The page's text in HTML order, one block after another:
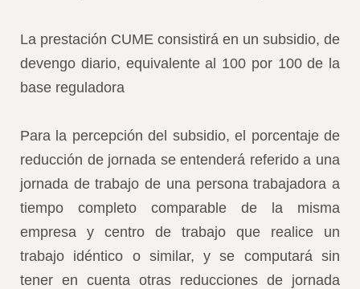
La prestación CUME consistirá en un subsidio, de
devengo diario, equivalente al 100 por 100 de la
base reguladora
Para la percepción del subsidio, el porcentaje de
reducción de jornada se entenderá referido a una
jornada de trabajo de una persona trabajadora a
tiempo completo comparable de la misma
empresa y centro de trabajo que realice un
trabajo idéntico o similar, y se computará sin
tener en cuenta otras reducciones de jornada